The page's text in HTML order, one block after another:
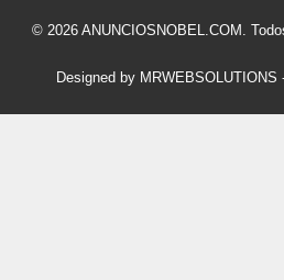
© 2026 ANUNCIOSNOBEL.COM.
Designed by MRWEBSOLUTIONS